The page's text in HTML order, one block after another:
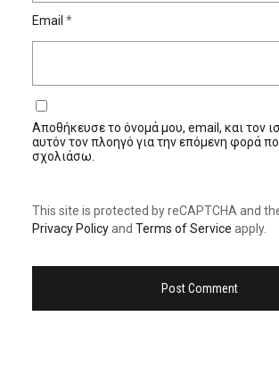
Email *
Αποθήκευσε το όνομά μου, email, και τον
αυτόν τον πλοηγό για την επόμενη φορά
σχολιάσω.
This site is protected by reCAPTCHA and
Privacy Policyand Terms of Service apply.